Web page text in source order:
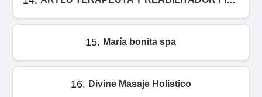
15. María bonita spa
16. Divine Masaje Holistico